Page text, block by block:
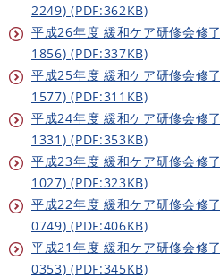
2249) (PDF:362KB)
平成26年度 緩和ケア研修会修
1856) (PDF:337KB)
平成25年度 緩和ケア研修会修
1577) (PDF:311KB)
平成24年度 緩和ケア研修会修
1331) (PDF:353KB)
平成23年度 緩和ケア研修会修
1027) (PDF:323KB)
平成22年度 緩和ケア研修会修
0749) (PDF:406KB)
平成21年度 緩和ケア研修会修
0353) (PDF:345KB)